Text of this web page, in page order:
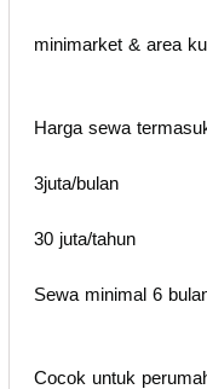
minimarket & area
Harga sewa
3juta/bulan
30 juta/tahun
Sewa minimal 6
Cocok untuk